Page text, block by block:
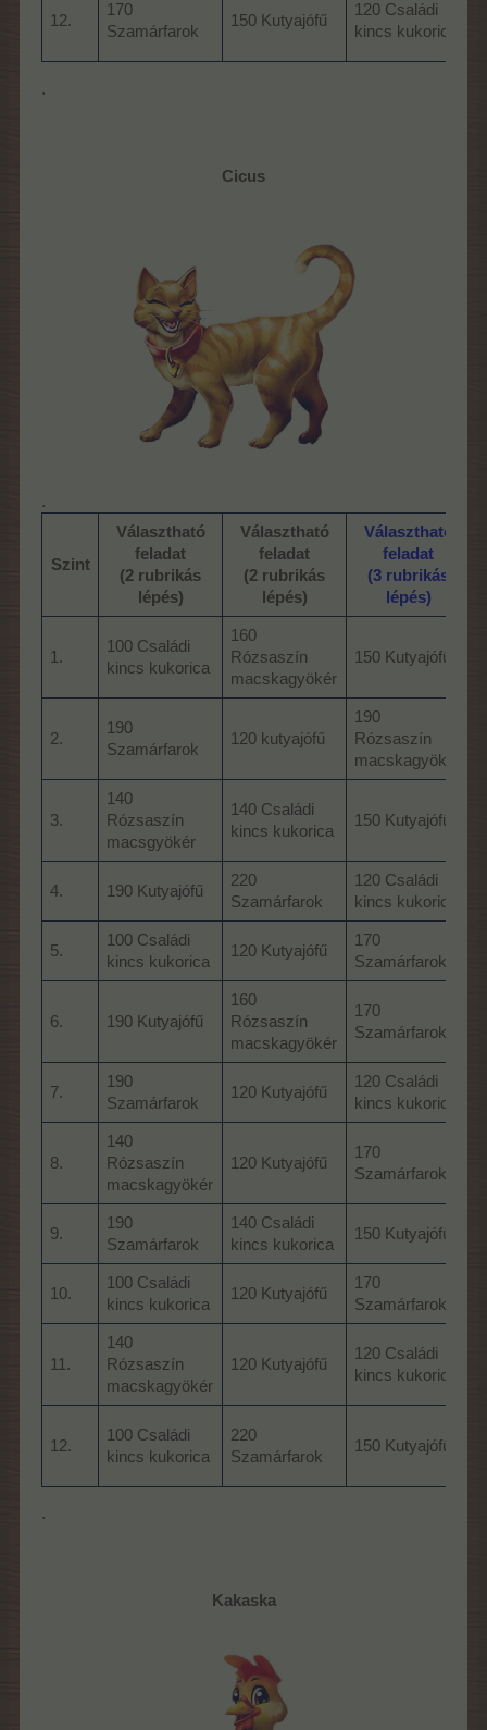
12.
170
Szamárfarok
150 Kutyajófű
120 Családi
kincs kukorica
.
Cicus
.
Szint
Választható
feladat
(2 rubrikás
lépés)
Választható
feladat
(2 rubrikás
lépés)
Választható
feladat
(3 rubrikás
lépés)
1.
100 Családi
kincs kukorica
160
Rózsaszín
macskagyökér
150 Kutyajófű
2.
190
Szamárfarok
120 kutyajófű
190
Rózsaszín
macskagyökér
3.
140
Rózsaszín
macsgyökér
140 Családi
kincs kukorica
150 Kutyajófű
4. 190 Kutyajófű
220
Szamárfarok
120 Családi
kincs kukorica
5.
100 Családi
kincs kukorica
120 Kutyajófű
170
Szamárfarok
6. 190 Kutyajófű
160
Rózsaszín
macskagyökér
170
Szamárfarok
7.
190
Szamárfarok
120 Kutyajófű
120 Családi
kincs kukorica
8.
140
Rózsaszín
macskagyökér
120 Kutyajófű
170
Szamárfarok
9.
190
Szamárfarok
140 Családi
kincs kukorica
150 Kutyajófű
10.
100 Családi
kincs kukorica
120 Kutyajófű
170
Szamárfarok
11.
140
Rózsaszín
macskagyökér
120 Kutyajófű
120 Családi
kincs kukorica
12.
100 Családi
kincs kukorica
220
Szamárfarok
150 Kutyajófű
.
Kakaska